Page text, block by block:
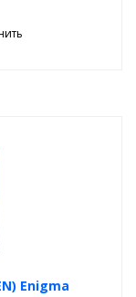
Enigma